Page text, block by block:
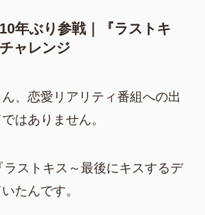
年ぶり参戦｜『ラストキ
ャレンジ
、恋愛リアリティ番組への出
はありません。
ストキス～最後にキスするデ
たんです。